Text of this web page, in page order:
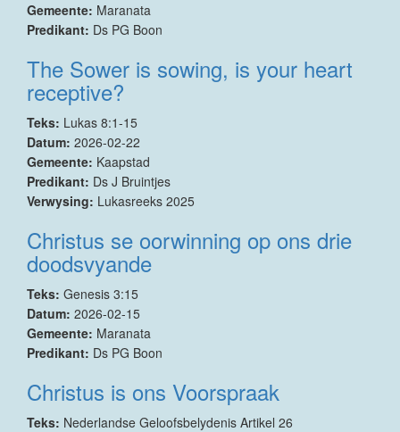
Gemeente: Maranata
Predikant: Ds PG Boon
The Sower is sowing, is your heart
receptive?
Teks: Lukas 8:1-15
Datum: 2026-02-22
Gemeente: Kaapstad
Predikant: Ds J Bruintjes
Verwysing: Lukasreeks 2025
Christus se oorwinning op ons drie
doodsvyande
Teks: Genesis 3:15
Datum: 2026-02-15
Gemeente: Maranata
Predikant: Ds PG Boon
Christus is ons Voorspraak
Teks: Nederlandse Geloofsbelydenis Artikel 26